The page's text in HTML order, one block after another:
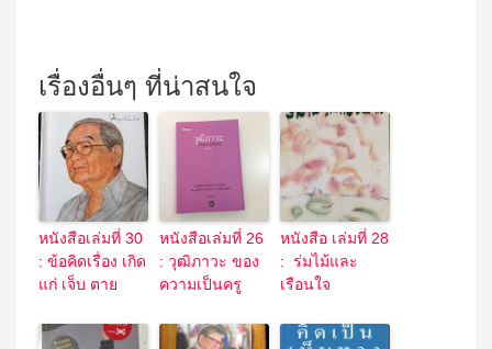
เรื่องอื่นๆ ที่น่าสนใจ
หนังสือเล่มที่ 30
: ข้อคิดเรื่อง เกิด
แก่ เจ็บ ตาย
หนังสือเล่มที่ 26
: วุฒิภาวะ ของ
ความเป็นครู
หนังสือ เล่มที่ 28
: ร่มไม้และ
เรือนใจ